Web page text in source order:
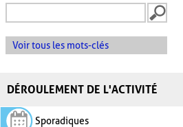
Voir tous les mots-clés
DÉROULEMENT DE L'ACTIVITÉ
Sporadiques